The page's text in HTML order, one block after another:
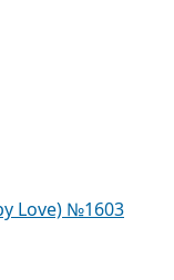
Love) №1603